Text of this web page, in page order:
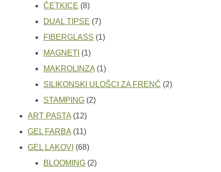
ČETKICE 88
proizvoda
DUAL TIPSE 77
proizvoda
FIBERGLASS 11
MAGNETI 11
proizvod
MAKROLINZA 11
proizvod
SILIKONSKI ULOŠCI ZA FRENČ 22
STAMPING 22
ART PASTA 1212
proizvoda
GEL FARBA 1111
proizvoda
GEL LAKOVI 6868
proizvoda
BLOOMING 22